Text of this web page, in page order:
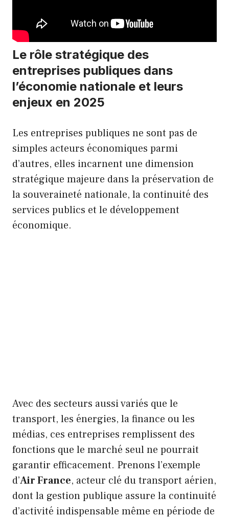
Le rôle stratégique des
entreprises publiques dans
l’économie nationale et leurs
enjeux en 2025
Les entreprises publiques ne sont pas de
simples acteurs économiques parmi
d’autres, elles incarnent une dimension
stratégique majeure dans la préservation de
la souveraineté nationale, la continuité des
services publics et le développement
économique.
Avec des secteurs aussi variés que le
transport, les énergies, la finance ou les
médias, ces entreprises remplissent des
fonctions que le marché seul ne pourrait
garantir efficacement. Prenons l’exemple
d’Air France, acteur clé du transport aérien,
dont la gestion publique assure la continuité
d’activité indispensable même en période de